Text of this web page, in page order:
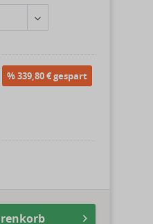
% 339,80 € gespart